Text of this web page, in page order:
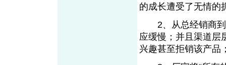
的成长遭受了无情的
2、从总经销商到
应缓慢；并且渠道层
兴趣甚至拒销该产品